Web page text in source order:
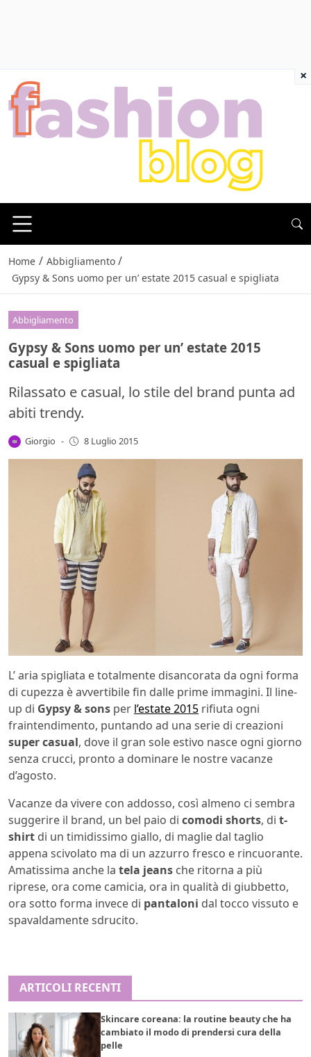
Home / Abbigliamento /
Gypsy & Sons uomo per un’ estate 2015 casual e spigliata
Abbigliamento
Gypsy & Sons uomo per un’ estate 2015
casual e spigliata
Rilassato e casual, lo stile del brand punta ad
abiti trendy.
Giorgio - 8 Luglio 2015
L’ aria spigliata e totalmente disancorata da ogni forma
di cupezza è avvertibile fin dalle prime immagini. Il line-
up di Gypsy & sons per l’estate 2015 rifiuta ogni
fraintendimento, puntando ad una serie di creazioni
super casual, dove il gran sole estivo nasce ogni giorno
senza crucci, pronto a dominare le nostre vacanze
d’agosto.
Vacanze da vivere con addosso, così almeno ci sembra
suggerire il brand, un bel paio di comodi shorts, di t-
shirt di un timidissimo giallo, di maglie dal taglio
appena scivolato ma di un azzurro fresco e rincuorante.
Amatissima anche la tela jeans che ritorna a più
riprese, ora come camicia, ora in qualità di giubbetto,
ora sotto forma invece di pantaloni dal tocco vissuto e
spavaldamente sdrucito.
ARTICOLI RECENTI
Skincare coreana: la routine beauty che ha
cambiato il modo di prendersi cura della
pelle
×